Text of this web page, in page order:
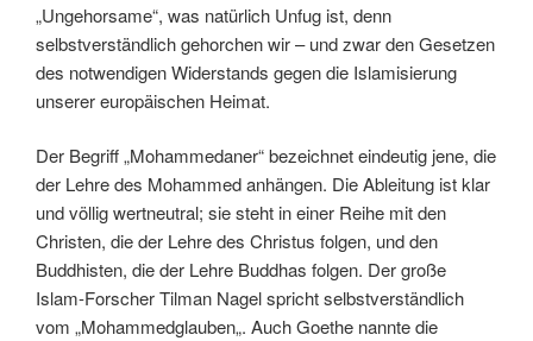
„Ungehorsame“, was natürlich Unfug ist, denn
selbstverständlich gehorchen wir – und zwar den Gesetzen
des notwendigen Widerstands gegen die Islamisierung
unserer europäischen Heimat.
Der Begriff „Mohammedaner“ bezeichnet eindeutig jene, die
der Lehre des Mohammed anhängen. Die Ableitung ist klar
und völlig wertneutral; sie steht in einer Reihe mit den
Christen, die der Lehre des Christus folgen, und den
Buddhisten, die der Lehre Buddhas folgen. Der große
Islam-Forscher Tilman Nagel spricht selbstverständlich
vom „Mohammedglauben„. Auch Goethe nannte die